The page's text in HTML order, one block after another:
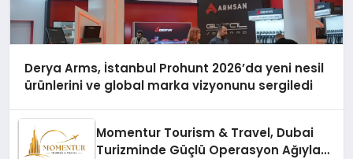
Derya Arms, İstanbul Prohunt 2026’da yeni nesil
ürünlerini ve global marka vizyonunu sergiledi
Momentur Tourism & Travel, Dubai
Turizminde Güçlü Operasyon Ağıyla